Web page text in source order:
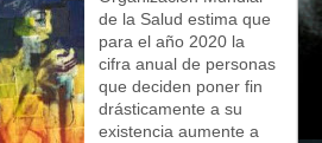
de la Salud estima que
para el año 2020 la
cifra anual de personas
que deciden poner fin
drásticamente a su
existencia aumente a